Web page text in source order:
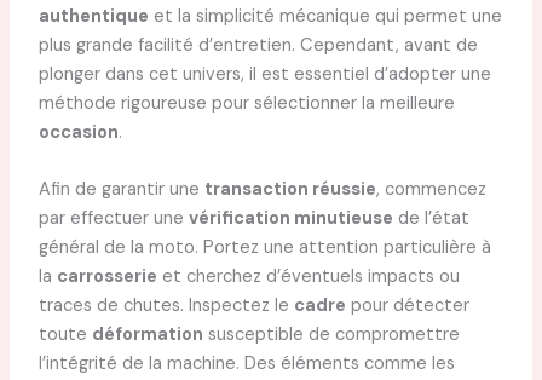
authentique et la simplicité mécanique qui permet une
plus grande facilité d’entretien. Cependant, avant de
plonger dans cet univers, il est essentiel d’adopter une
méthode rigoureuse pour sélectionner la meilleure
occasion.
Afin de garantir une transaction réussie, commencez
par effectuer une vérification minutieuse de l’état
général de la moto. Portez une attention particulière à
la carrosserie et cherchez d’éventuels impacts ou
traces de chutes. Inspectez le cadre pour détecter
toute déformation susceptible de compromettre
l’intégrité de la machine. Des éléments comme les